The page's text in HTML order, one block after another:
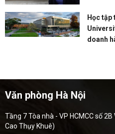
Học
doanh
Văn phòng Hà Nội
Tầng 7 Tòa nhà - VP HCMCC số
Cao Thụy Khuê)